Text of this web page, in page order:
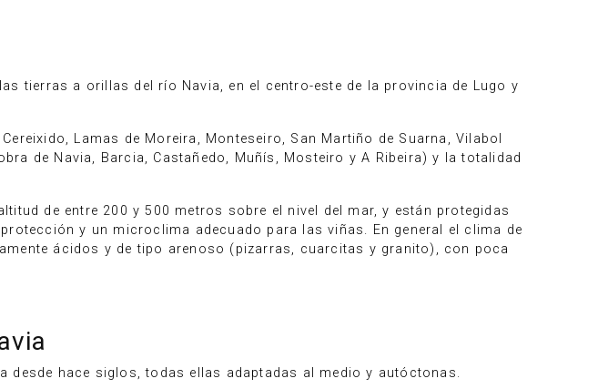
tierras a orillas del río Navia, en el centro-este de la provincia de Lugo y
Lamas de Moreira, Monteseiro, San Martiño de Suarna, Vilabol
de Navia, Barcia, Castañedo, Muñís, Mosteiro y A Ribeira) y la totalidad
de entre 200 y 500 metros sobre el nivel del mar, y están protegidas
y un microclima adecuado para las viñas. En general el clima de
ácidos y de tipo arenoso (pizarras, cuarcitas y granito), con poca
desde hace siglos, todas ellas adaptadas al medio y autóctonas.